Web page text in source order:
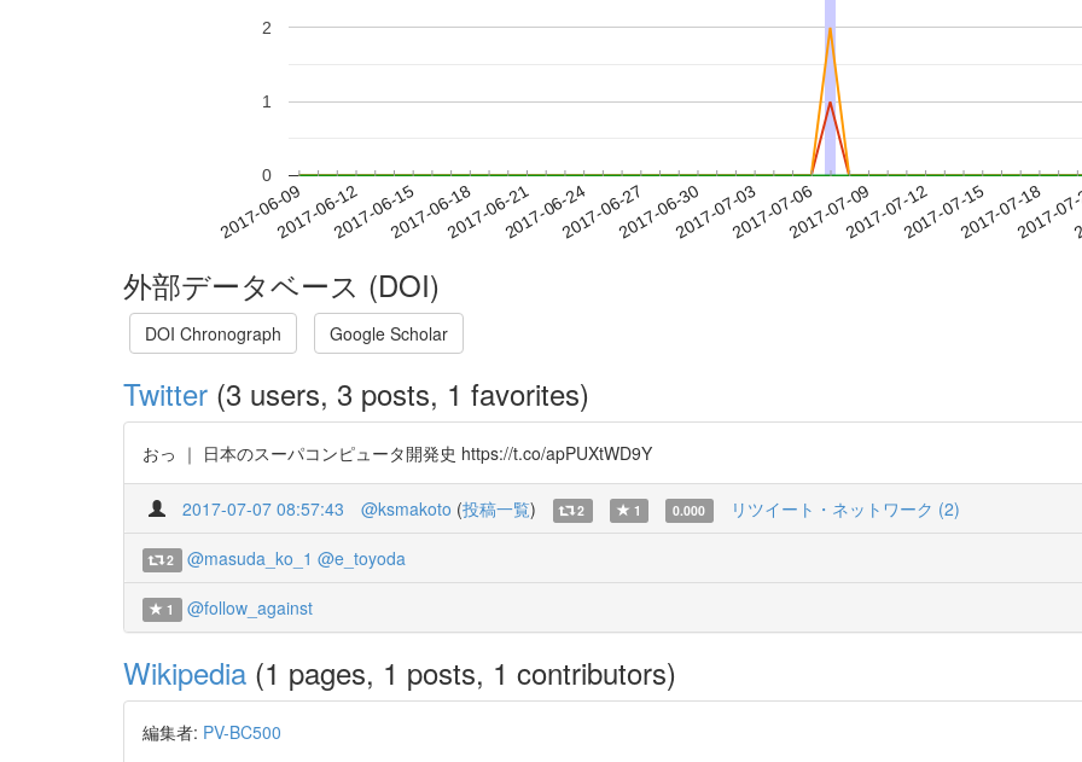
2017-06-092017-06-122017-06-152017-06-182017-06-212017-06-242017-06-272017-06-302017-07-032017-07-062017-07-092017-07-122017-07-152017-07-18
2017-
0
1
2
外部データベース (DOI)
DOI Chronograph Google Scholar
Twitter (3 users, 3 posts, 1 favorites)
おっ ｜ 日本のスーパコンピュータ開発史 https://t.co/apPUXtWD9Y
2017-07-07 08:57:43 @ksmakoto (投稿一覧) 2 1 0.000 リツイート・ネットワーク (2)
2 @masuda_ko_1 @e_toyoda
1 @follow_against
Wikipedia (1 pages, 1 posts, 1 contributors)
編集者: PV-BC500